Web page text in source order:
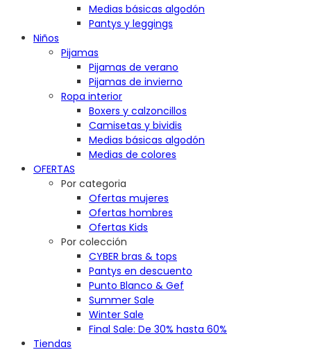
Medias básicas algodón
Pantys y leggings
Niños
Pijamas
Pijamas de verano
Pijamas de invierno
Ropa interior
Boxers y calzoncillos
Camisetas y bividis
Medias básicas algodón
Medias de colores
OFERTAS
Por categoria
Ofertas mujeres
Ofertas hombres
Ofertas Kids
Por colección
CYBER bras & tops
Pantys en descuento
Punto Blanco & Gef
Summer Sale
Winter Sale
Final Sale: De 30% hasta 60%
Tiendas